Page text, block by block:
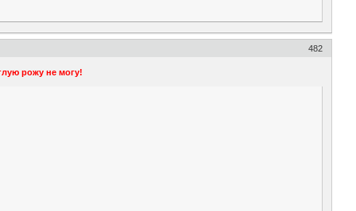
482
рожу не могу!